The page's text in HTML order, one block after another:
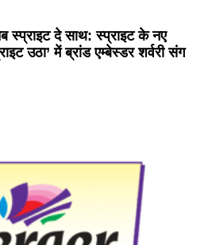
दे साथ: स्प्राइट के नए
उठा’ में ब्रांड एम्बेस्डर शर्वरी संग